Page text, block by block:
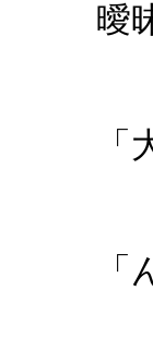
曖
「